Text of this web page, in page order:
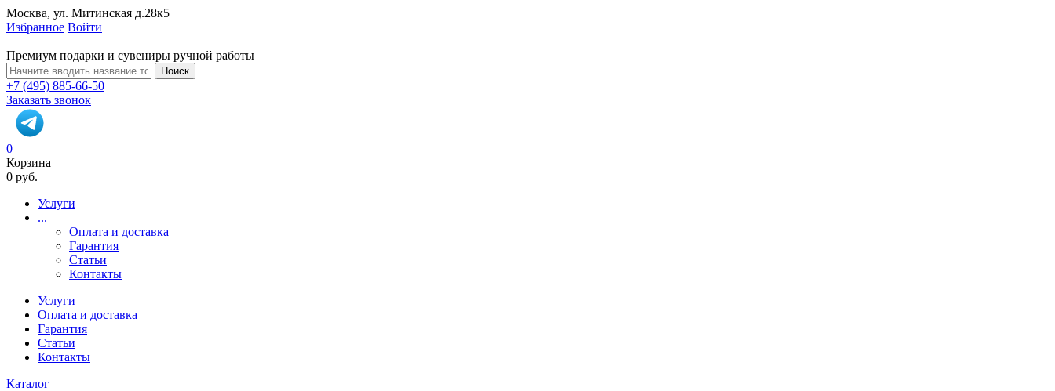
Москва, ул. Митинская д.28к5
Избранное Войти
Премиум подарки и сувениры ручной работы
Поиск
+7 (495) 885-66-50
Заказать звонок
0
Корзина
0 руб.
Услуги
...
Оплата и доставка
Гарантия
Статьи
Контакты
Услуги
Оплата и доставка
Гарантия
Статьи
Контакты
Каталог